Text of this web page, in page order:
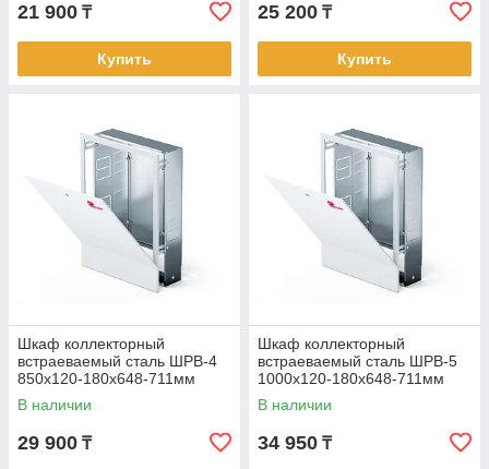
21 900 ₸
Купить
25 200 ₸
Купить
Шкаф коллекторный
встраеваемый сталь ШРВ-4
850х120-180х648-711мм
Wester
В наличии
29 900 ₸
Шкаф коллекторный
встраеваемый сталь ШРВ-5
1000х120-180х648-711мм
Wester
В наличии
34 950 ₸